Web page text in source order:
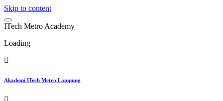
Skip to content
ITech Metro Academy
Loading
Akademi ITech Metro Lampung